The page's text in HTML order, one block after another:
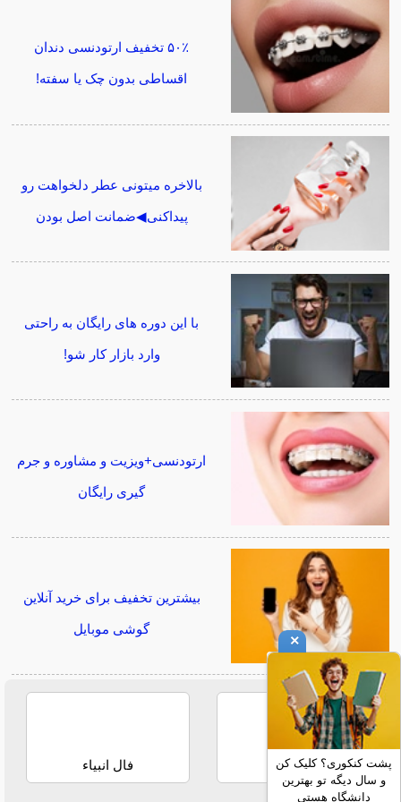
۵۰٪ تخفیف ارتودنسی دندان
اقساطی بدون چک یا سفته!
بالاخره میتونی عطر دلخواهت رو
پیداکنی◀ضمانت اصل بودن
با این دوره های رایگان به راحتی
وارد بازار کار شو!
ارتودنسی+ویزیت و مشاوره و جرم
گیری رایگان
بیشترین تخفیف برای خرید آنلاین
گوشی موبایل
فال حافظ فال انبیاء
×
پشت کنکوری؟ کلیک کن
و سال دیگه تو بهترین
دانشگاه هستی